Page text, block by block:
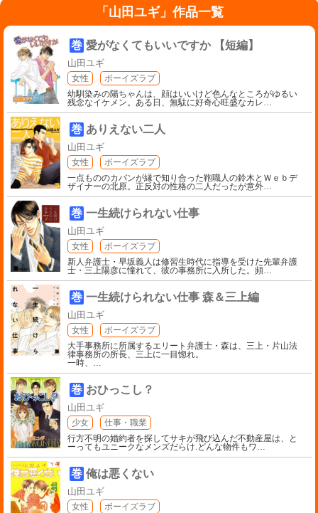
「 山田ユギ」作品一覧
巻 愛がなくてもいいですか 【短編】
山田ユギ
女性
ボーイズラブ
幼馴染みの陽ちゃんは、顔はいいけど色んなところがゆるい
残念なイケメン。ある日、無駄に好奇心旺盛なカレ…
巻 ありえない二人
山田ユギ
女性
ボーイズラブ
一点もののカバンが縁で知り合った鞄職人の鈴木とＷｅｂデ
ザイナーの北原。正反対の性格の二人だったが意外…
巻 一生続けられない仕事
山田ユギ
女性
ボーイズラブ
新人弁護士・早坂義人は修習生時代に指導を受けた先輩弁護
士・三上陽彦に憧れて、彼の事務所に入所した。頻…
巻 一生続けられない仕事 森＆三上編
山田ユギ
女性
ボーイズラブ
大手事務所に所属するエリート弁護士・森は、三上・片山法
律事務所の所長、三上に一目惚れ。
一時、 …
巻 おひっこし？
山田ユギ
少女
仕事・職業
行方不明の婚約者を探してサキが飛び込んだ不動産屋は、と
ーってもユニークなメンズだらけ.どんな物件もワ…
巻 俺は悪くない
山田ユギ
女性
ボーイズラブ